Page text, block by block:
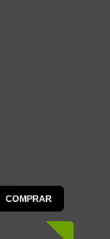
COMPRAR